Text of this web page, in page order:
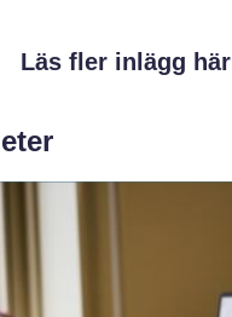
Läs fler inlägg här